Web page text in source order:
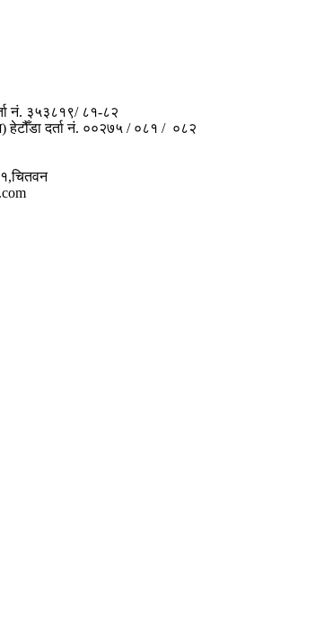
नं. ३५३८१९/ ८१-८२
हेटौँडा दर्ता नं. ००२७५ / ०८१ / ०८२